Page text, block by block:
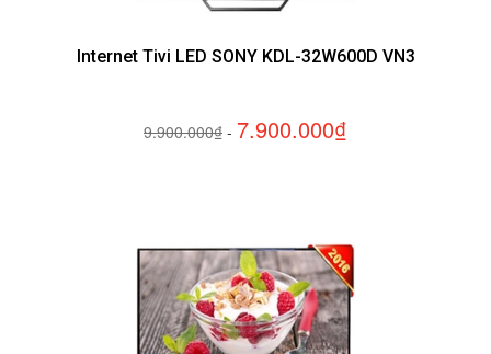
Internet Tivi LED SONY KDL-32W600D VN3
9.900.000₫ - 7.900.000₫